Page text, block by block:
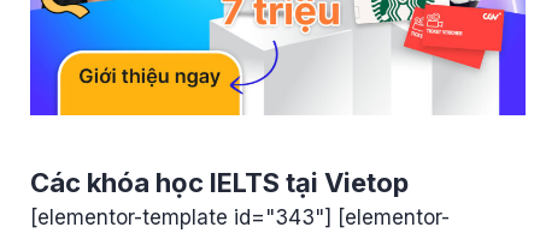
Các khóa học IELTS tại Vietop
[elementor-template id="343"] [elementor-